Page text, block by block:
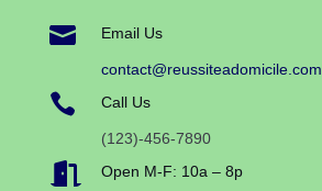
 Email Us
contact@reussiteadomicile.com
 Call Us
(123)-456-7890
 Open M-F: 10a – 8p